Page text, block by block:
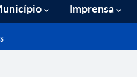
Imprensa